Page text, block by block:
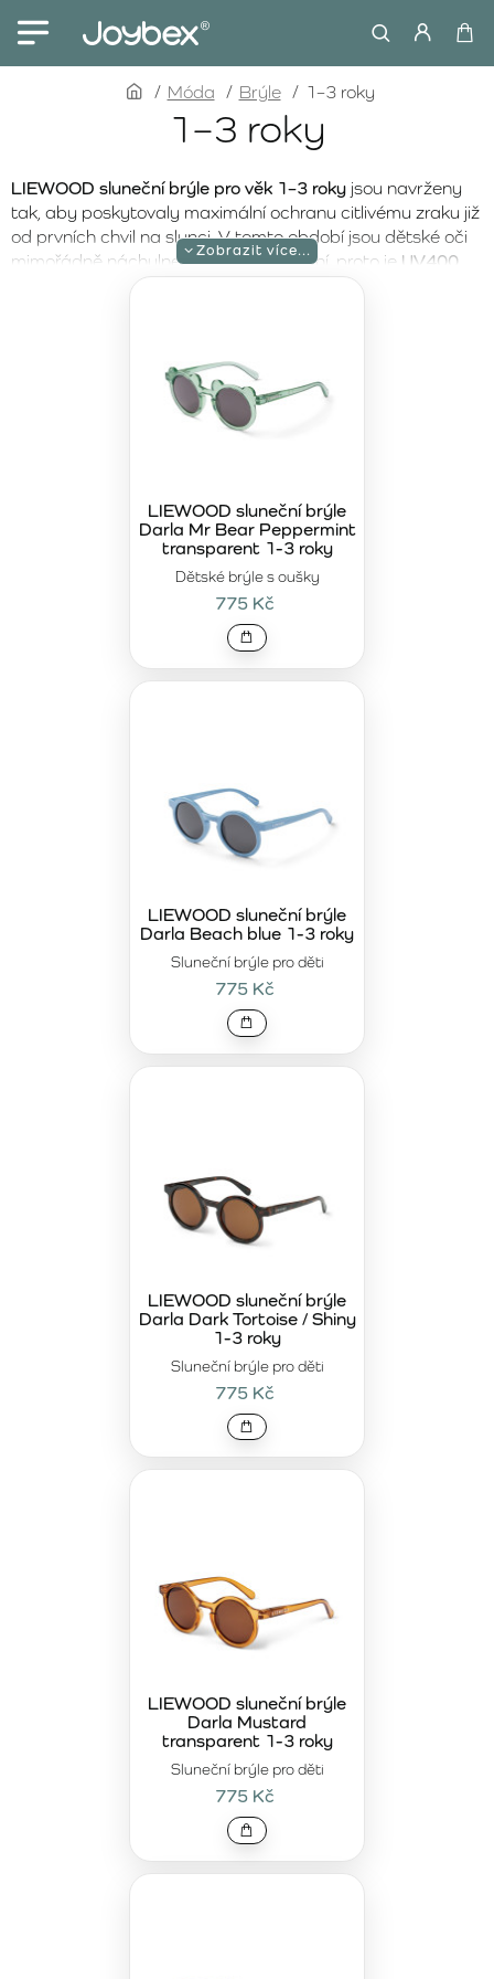
1–3 roky
homeMóda Brýle 1–3 roky
LIEWOOD sluneční brýle pro věk 1–3 roky jsou navrženy
tak, aby poskytovaly maximální ochranu citlivému zraku již
od prvních chvil na slunci. V tomto období jsou dětské oči
mimořádně náchylné na sluneční záření, proto je UV400
ochrana proti UVA a UVB paprskům
naprostou
ideální volba na každodenní procházky i letní dovolenou u
Modely určené pro děti od 1 do 3 let jsou vyrobeny z
bezpečných, flexibilních a odolných materiálů
ergonomický tvar perfektně sedí na malé tváři. LIEWOOD
klade důraz na každý detail – od kvalitních čoček až po
pevné, ale zároveň pružné obroučky.
Pokud hledáte kombinaciprémiové kvality, funkčnosti a
, kolekce LIEWOOD 1–3 roky je tou
správnou volbou. Tyto sluneční brýle nejsou jen praktickým
doplňkem, ale také stylovým prvkem outfitu. Jsou určeny
rodičům, kteří si potrpí na kvalitu, bezpečnost a
Dětské brýle s oušky
LIEWOOD sluneční brýle
Darla Mr Bear Peppermint
transparent 1-3 roky
775 Kč
Sluneční brýle pro děti
LIEWOOD sluneční brýle
Darla Beach blue 1-3 roky
775 Kč
Sluneční brýle pro děti
LIEWOOD sluneční brýle
Darla Dark Tortoise / Shiny
1-3 roky
775 Kč
Sluneční brýle pro děti
LIEWOOD sluneční brýle
Darla Mustard
transparent 1-3 roky
775 Kč